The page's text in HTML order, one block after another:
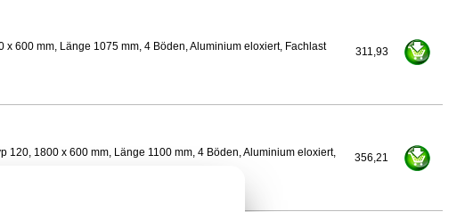
600 mm, Länge 1075 mm, 4 Böden, Aluminium eloxiert, Fachlast
311,93
1800 x 600 mm, Länge 1100 mm, 4 Böden, Aluminium eloxiert,
356,21